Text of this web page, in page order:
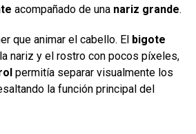
acompañado de una nariz grande.
que animar el cabello. El bigote
nariz y el rostro con pocos píxeles,
permitía separar visualmente los
la función principal del